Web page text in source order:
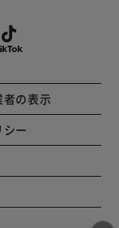
の表示
ー